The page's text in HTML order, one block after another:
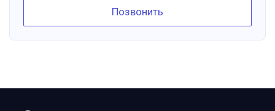
Позвонить